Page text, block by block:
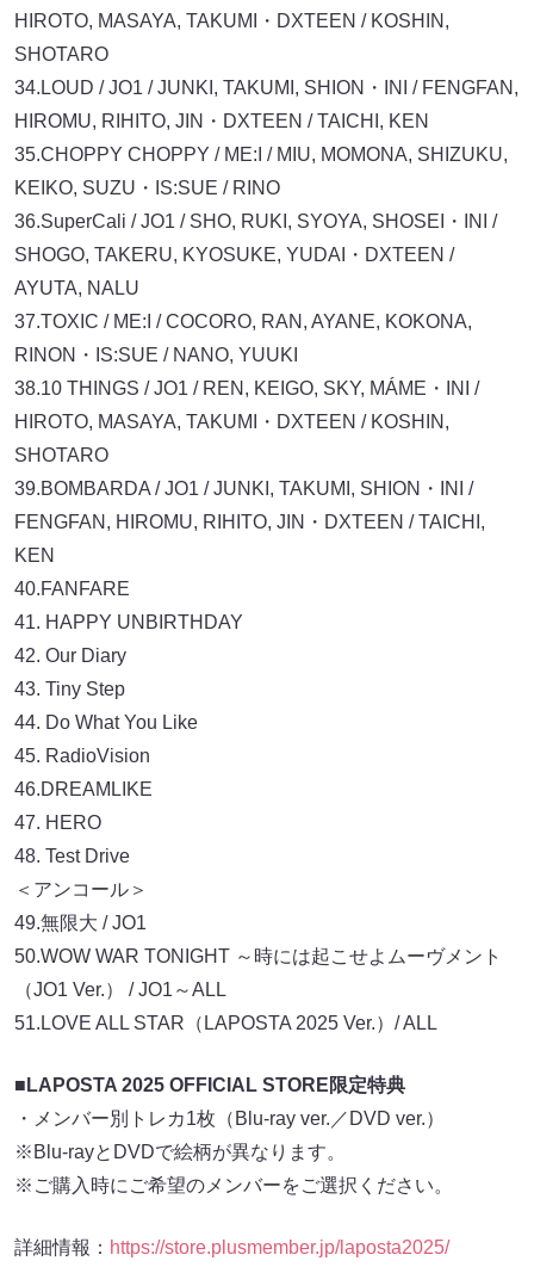
HIROTO, MASAYA, TAKUMI・DXTEEN / KOSHIN,
SHOTARO
34.LOUD / JO1 / JUNKI, TAKUMI, SHION・INI / FENGFAN,
HIROMU, RIHITO, JIN・DXTEEN / TAICHI, KEN
35.CHOPPY CHOPPY / ME:I / MIU, MOMONA, SHIZUKU,
KEIKO, SUZU・IS:SUE / RINO
36.SuperCali / JO1 / SHO, RUKI, SYOYA, SHOSEI・INI /
SHOGO, TAKERU, KYOSUKE, YUDAI・DXTEEN /
AYUTA, NALU
37.TOXIC / ME:I / COCORO, RAN, AYANE, KOKONA,
RINON・IS:SUE / NANO, YUUKI
38.10 THINGS / JO1 / REN, KEIGO, SKY, MÁME・INI /
HIROTO, MASAYA, TAKUMI・DXTEEN / KOSHIN,
SHOTARO
39.BOMBARDA / JO1 / JUNKI, TAKUMI, SHION・INI /
FENGFAN, HIROMU, RIHITO, JIN・DXTEEN / TAICHI,
KEN
40.FANFARE
41. HAPPY UNBIRTHDAY
42. Our Diary
43. Tiny Step
44. Do What You Like
45. RadioVision
46.DREAMLIKE
47. HERO
48. Test Drive
＜アンコール＞
49.無限大 / JO1
50.WOW WAR TONIGHT ～時には起こせよムーヴメント
（JO1 Ver.） / JO1～ALL
51.LOVE ALL STAR（LAPOSTA 2025 Ver.）/ ALL
■LAPOSTA 2025 OFFICIAL STORE限定特典
・メンバー別トレカ1枚（Blu-ray ver.／DVD ver.）
※Blu-rayとDVDで絵柄が異なります。
※ご購入時にご希望のメンバーをご選択ください。
詳細情報： https://store.plusmember.jp/laposta2025/